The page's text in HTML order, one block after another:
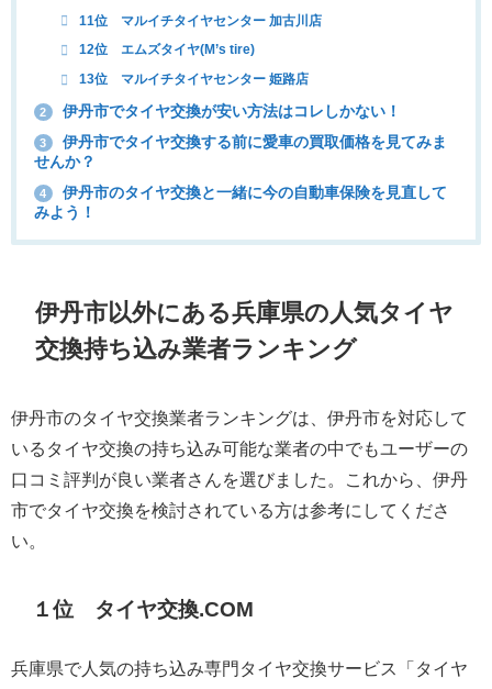
11位 マルイチタイヤセンター 加古川店
12位 エムズタイヤ(M’s tire)
13位 マルイチタイヤセンター 姫路店
2 伊丹市でタイヤ交換が安い方法はコレしかない！
3
伊丹市でタイヤ交換する前に愛車の買取価格を見てみま
せんか？
4
伊丹市のタイヤ交換と一緒に今の自動車保険を見直して
みよう！
伊丹市以外にある兵庫県の人気タイヤ
交換持ち込み業者ランキング
伊丹市のタイヤ交換業者ランキングは、伊丹市を対応して
いるタイヤ交換の持ち込み可能な業者の中でもユーザーの
口コミ評判が良い業者さんを選びました。これから、伊丹
市でタイヤ交換を検討されている方は参考にしてくださ
い。
１位 タイヤ交換.COM
兵庫県で人気の持ち込み専門タイヤ交換サービス「タイヤ